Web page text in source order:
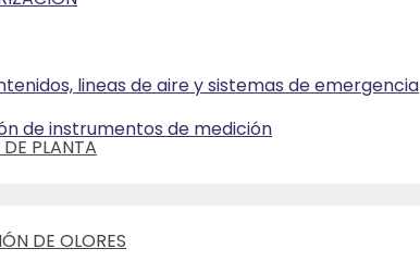
PLANTA
DE OLORES
lineas de aire y sistemas de emergencia
de instrumentos de medición